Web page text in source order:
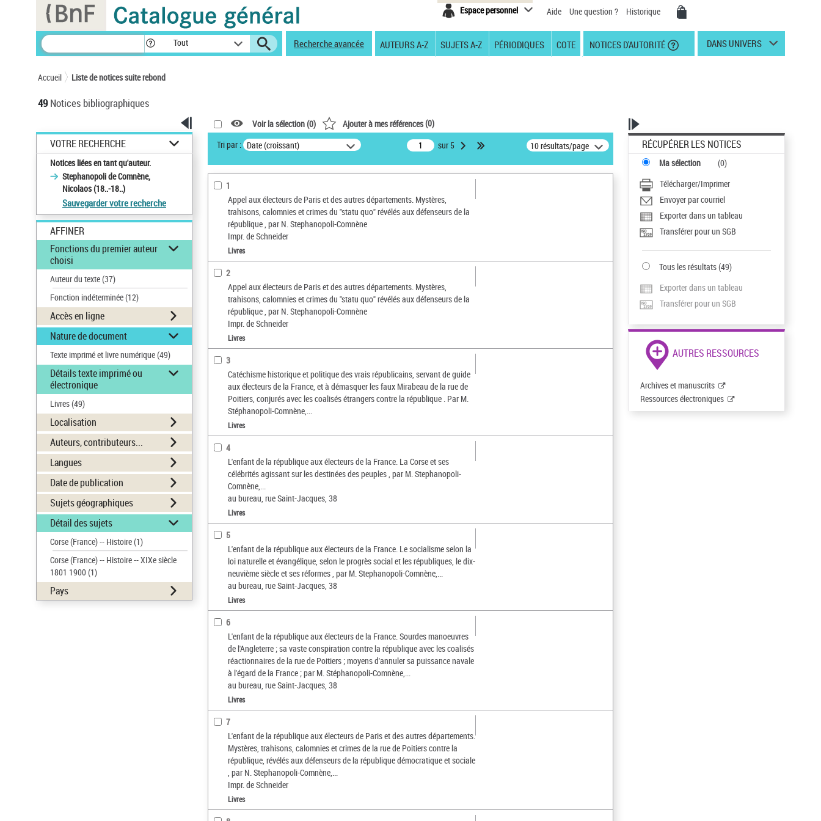
Espace personnel Aide Une question ? Historique
Tout Recherche avancée AUTEURS A-Z SUJETS A-Z PÉRIODIQUES COTE NOTICES D'AUTORITÉ DANS UNIVERS
Accueil Liste de notices suite rebond
49Notices bibliographiques
VOTRE RECHERCHE
Notices liées en tant qu'auteur.
Stephanopoli de Comnène,
Nicolaos (18..-18..)
Sauvegarder votre recherche
AFFINER
Fonctions du premier auteur
choisi
Auteur du texte(37)
Fonction indéterminée(12)
Accès en ligne
Nature de document
Texte imprimé et livre numérique(49)
Détails texte imprimé ou
électronique
Livres(49)
Localisation
Auteurs, contributeurs...
Langues
Date de publication
Sujets géographiques
Détail des sujets
Corse (France) -- Histoire(1)
Corse (France) -- Histoire -- XIXe siècle
1801 1900(1)
Pays
Voir la sélection (0) Ajouter à mes références(0)
Tri par : Date (croissant) sur 5 10 résultats/page
1
Appel aux électeurs de Paris et des autres départements. Mystères,
trahisons, calomnies et crimes du "statu quo" révélés aux défenseurs de la
république , par N. Stephanopoli-Comnène
Impr. de Schneider
Livres
2
Appel aux électeurs de Paris et des autres départements. Mystères,
trahisons, calomnies et crimes du "statu quo" révélés aux défenseurs de la
république , par N. Stephanopoli-Comnène
Impr. de Schneider
Livres
3
Catéchisme historique et politique des vrais républicains, servant de guide
aux électeurs de la France, et à démasquer les faux Mirabeau de la rue de
Poitiers, conjurés avec les coalisés étrangers contre la république . Par M.
Stéphanopoli-Comnène,...
Livres
4
L'enfant de la république aux électeurs de la France. La Corse et ses
célébrités agissant sur les destinées des peuples , par M. Stephanopoli-
Comnène,...
au bureau, rue Saint-Jacques, 38
Livres
5
L'enfant de la république aux électeurs de la France. Le socialisme selon la
loi naturelle et évangélique, selon le progrès social et les républiques, le dix-
neuvième siècle et ses réformes , par M. Stephanopoli-Comnène,...
au bureau, rue Saint-Jacques, 38
Livres
6
L'enfant de la république aux électeurs de la France. Sourdes manoeuvres
de l'Angleterre ; sa vaste conspiration contre la république avec les coalisés
réactionnaires de la rue de Poitiers ; moyens d'annuler sa puissance navale
à l'égard de la France ; par M. Stéphanopoli-Comnène,...
au bureau, rue Saint-Jacques, 38
Livres
7
L'enfant de la république aux électeurs de Paris et des autres départements.
Mystères, trahisons, calomnies et crimes de la rue de Poitiers contre la
république, révélés aux défenseurs de la république démocratique et sociale
, par N. Stephanopoli-Comnène,...
Impr. de Schneider
Livres
RÉCUPÉRER LES NOTICES
Ma sélection (0)
Télécharger/Imprimer
Envoyer par courriel
Exporter dans un tableau
Transférer pour un SGB
Tous les résultats(49)
Exporter dans un tableau
Transférer pour un SGB
AUTRES RESSOURCES
Archives et manuscrits
Ressources électroniques
Panneau de gestion des cookies